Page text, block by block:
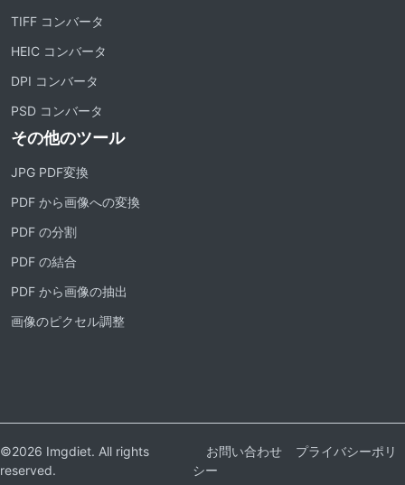
TIFF コンバータ
HEIC コンバータ
DPI コンバータ
PSD コンバータ
その他のツール
JPG PDF変換
PDF から画像への変換
PDF の分割
PDF の結合
PDF から画像の抽出
画像のピクセル調整
©2026 Imgdiet. All rights
reserved.
お問い合わせ
プライバシーポリ
シー